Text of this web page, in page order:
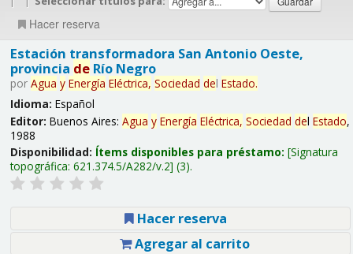
Hacer reserva
Estación transformadora San Antonio Oeste,
provincia deRío Negro
por Agua y Energía Eléctrica, Sociedad del Estado.
Idioma: Español
Editor: Buenos Aires: Agua y Energía Eléctrica, Sociedad del Estado,
1988
Disponibilidad: Ítems disponibles para préstamo: Signatura
topográfica: 621.374.5/A282/v.2 (3).
Hacer reserva
Agregar al carrito